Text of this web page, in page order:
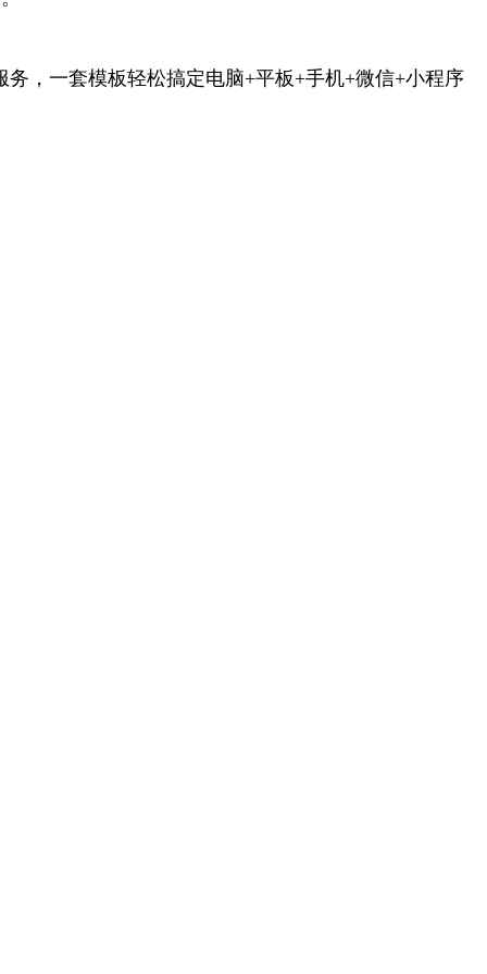
，一套模板轻松搞定电脑+平板+手机+微信+小程序